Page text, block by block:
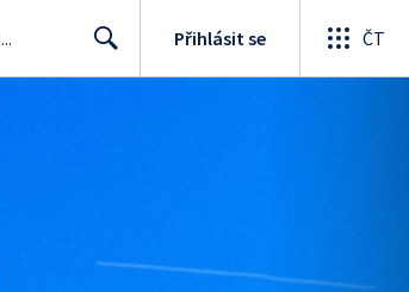
Přihlásit se ČT